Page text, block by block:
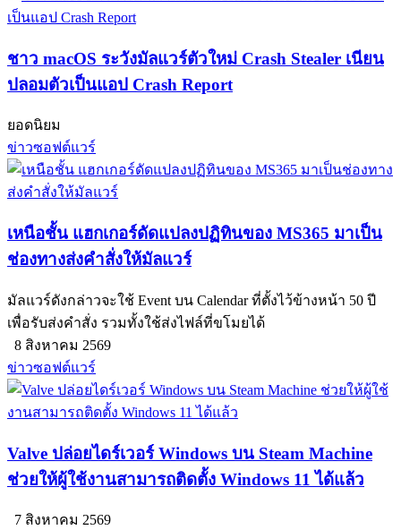
ชาว macOS ระวังมัลแวร์ตัวใหม่ Crash Stealer เนียน
ปลอมตัวเป็นแอป Crash Report
ยอดนิยม
ข่าวซอฟต์แวร์
เหนือชั้น แฮกเกอร์ดัดแปลงปฏิทินของ MS365 มาเป็น
ช่องทางส่งคำสั่งให้มัลแวร์
มัลแวร์ดังกล่าวจะใช้ Event บน Calendar ที่ตั้งไว้ข้างหน้า 50 ปี
เพื่อรับส่งคำสั่ง รวมทั้งใช้ส่งไฟล์ที่ขโมยได้
8 สิงหาคม 2569
ข่าวซอฟต์แวร์
Valve ปล่อยไดร์เวอร์ Windows บน Steam Machine
ช่วยให้ผู้ใช้งานสามารถติดตั้ง Windows 11 ได้แล้ว
7 สิงหาคม 2569